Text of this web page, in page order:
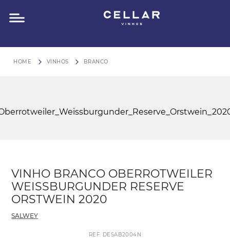
VINHOS BRANCO
VINHO BRANCO OBERROTWEILER
WEISSBURGUNDER RESERVE
ORSTWEIN 2020
SALWEY
REF: DESAB2004N